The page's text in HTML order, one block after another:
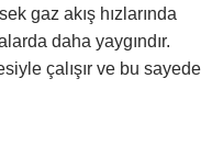
gaz akış hızlarında
daha yaygındır.
çalışır ve bu sayede